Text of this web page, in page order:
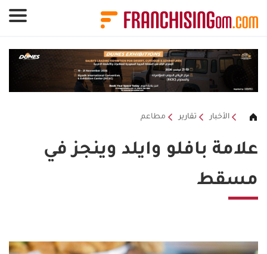
الأخبار تقارير مطاعم
علامة بافلو وايلد وينجز في
مسقط
لوحة إدارة ملفات تعريف الارتباط